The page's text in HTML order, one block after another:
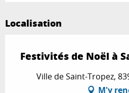
Localisation
Festivités de Noël à
Ville de Saint-Tropez,
M'y